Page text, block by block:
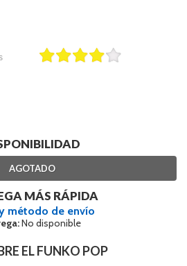
AGOTADO
MÁS RÁPIDA
método de envío
No disponible
EL FUNKO POP